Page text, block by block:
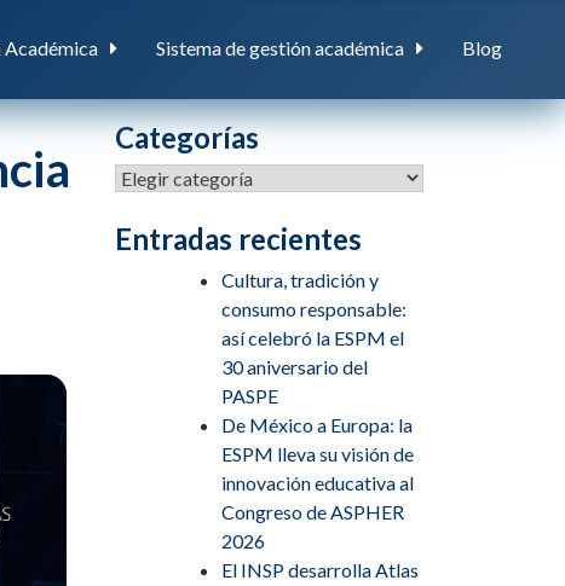
Sistema de gestión académica Blog
Categorías
Entradas recientes
Cultura, tradición y
consumo responsable:
así celebró la ESPM el
30 aniversario del
PASPE
De México a Europa: la
ESPM lleva su visión de
innovación educativa al
Congreso de ASPHER
2026
El INSP desarrolla Atlas